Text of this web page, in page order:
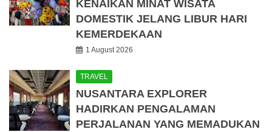
KENAIKAN MINAT WISATA
DOMESTIK JELANG LIBUR HARI
KEMERDEKAAN
1 August 2026
TRAVEL
NUSANTARA EXPLORER
HADIRKAN PENGALAMAN
PERJALANAN YANG MEMADUKAN